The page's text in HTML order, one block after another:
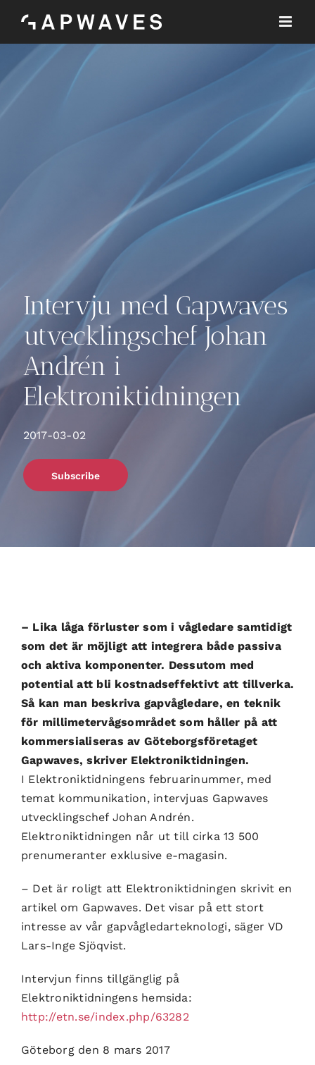
content
Intervju med Gapwaves
utvecklingschef Johan
Andrén i
Elektroniktidningen
2017-03-02
Subscribe
– Lika låga förluster som i vågledare samtidigt
som det är möjligt att integrera både passiva
och aktiva komponenter. Dessutom med
potential att bli kostnadseffektivt att tillverka.
Så kan man beskriva gapvågledare, en teknik
för millimetervågsområdet som håller på att
kommersialiseras av Göteborgsföretaget
Gapwaves, skriver Elektroniktidningen.
I Elektroniktidningens februarinummer, med
temat kommunikation, intervjuas Gapwaves
utvecklingschef Johan Andrén.
Elektroniktidningen når ut till cirka 13 500
prenumeranter exklusive e-magasin.
– Det är roligt att Elektroniktidningen skrivit en
artikel om Gapwaves. Det visar på ett stort
intresse av vår gapvågledarteknologi, säger VD
Lars-Inge Sjöqvist.
Intervjun finns tillgänglig på
Elektroniktidningens hemsida:
http://etn.se/index.php/63282
Göteborg den 8 mars 2017